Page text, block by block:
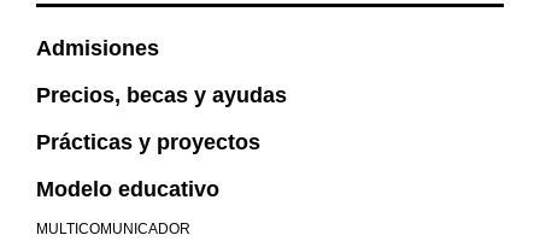
Admisiones
Precios, becas y ayudas
Prácticas y proyectos
Modelo educativo
MULTICOMUNICADOR